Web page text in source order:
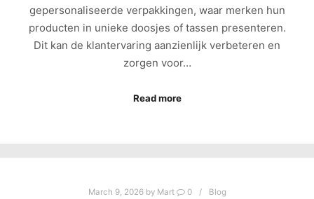
gepersonaliseerde verpakkingen, waar merken hun
producten in unieke doosjes of tassen presenteren.
Dit kan de klantervaring aanzienlijk verbeteren en
zorgen voor…
Read more
March 9, 2026by Mart 0 Blog